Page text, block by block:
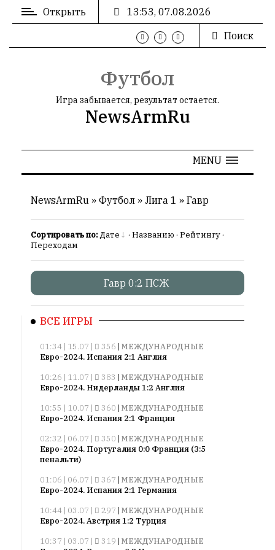
ВХОД
РЕКЛАМА
СТАТИСТИКА
Онлайн
всего:
Гостей:
НАШИ
ПРАВИЛА
Тонкие
материалы
независимо
мыслящих.
Открыть
13:53, 07.08.2026
Поиск
Футбол
Игра забывается, результат остается.
NewsArmRu
MENU
NewsArmRu » Футбол » Лига 1 » Гавр
Сортировать по:Дате · Названию · Рейтингу ·
Переходам
Гавр 0:2 ПСЖ
ВСЕ ИГРЫ
01:34 | 15.07 | 356 | МЕЖДУНАРОДНЫЕ
Евро-2024. Испания 2:1 Англия
10:26 | 11.07 |
383 | МЕЖДУНАРОДНЫЕ
Евро-2024. Нидерланды 1:2 Англия
10:55 | 10.07 |
360 | МЕЖДУНАРОДНЫЕ
Евро-2024. Испания 2:1 Франция
02:32 | 06.07 |
350 | МЕЖДУНАРОДНЫЕ
Евро-2024. Португалия 0:0 Франция (3:5
пенальти)
01:06 | 06.07 |
367 | МЕЖДУНАРОДНЫЕ
Евро-2024. Испания 2:1 Германия
10:44 | 03.07 |
297 | МЕЖДУНАРОДНЫЕ
Евро-2024. Австрия 1:2 Турция
10:37 | 03.07 |
319 | МЕЖДУНАРОДНЫЕ